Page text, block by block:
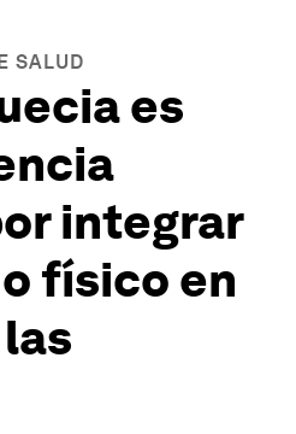
SALUD
es
integrar
físico en